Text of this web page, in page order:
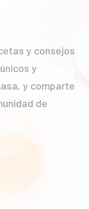
y consejos
y
y comparte
de